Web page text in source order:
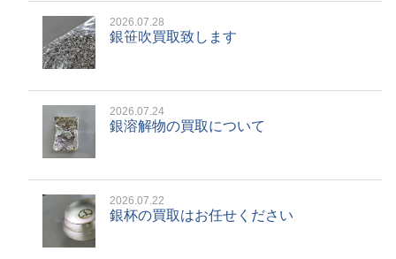
2026.07.28
銀笹吹買取致します
2026.07.24
銀溶解物の買取について
2026.07.22
銀杯の買取はお任せください